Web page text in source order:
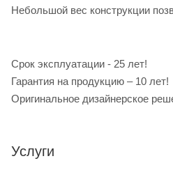
Небольшой вес конструкции
Срок эксплуатации - 25 лет!
Гарантия на продукцию – 10 лет!
Оригинальное дизайнерское
Услуги